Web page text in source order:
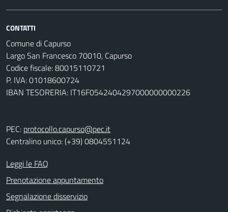
CONTATTI
Comune di Capurso
Largo San Francesco 70010, Capurso
Codice fiscale: 80015110721
P. IVA: 01018600724
IBAN TESORERIA: IT16F0542404297000000000226
PEC: protocollo.capurso@pec.it
Centralino unico: (+39) 0804551124
Leggi le FAQ
Prenotazione appuntamento
Segnalazione disservizio